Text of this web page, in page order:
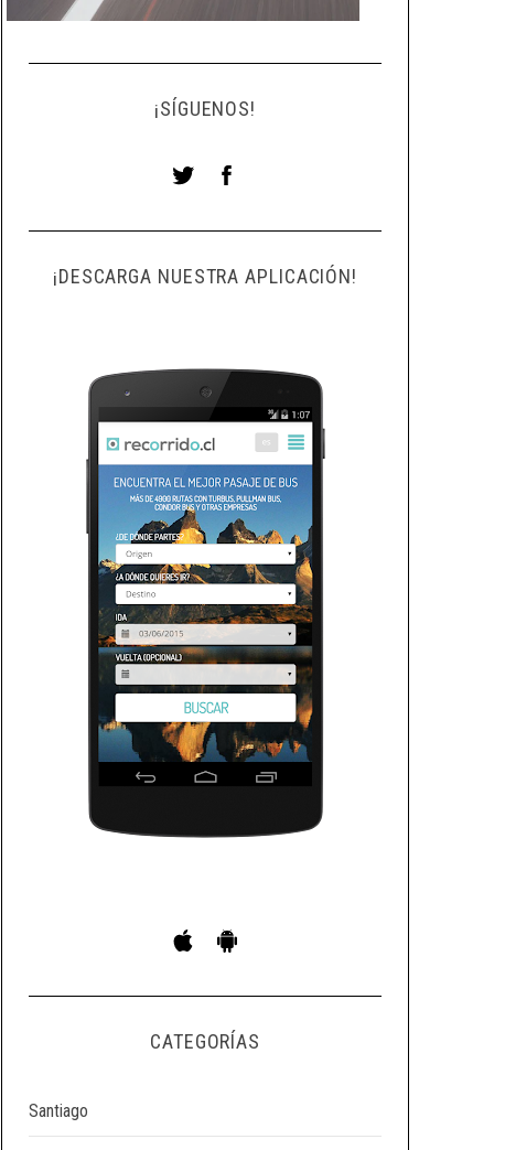
¡SÍGUENOS!
¡DESCARGA NUESTRA APLICACIÓN!
CATEGORÍAS
Santiago